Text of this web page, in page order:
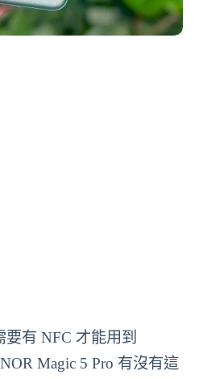
有 NFC 才能用到
Magic 5 Pro 有沒有這